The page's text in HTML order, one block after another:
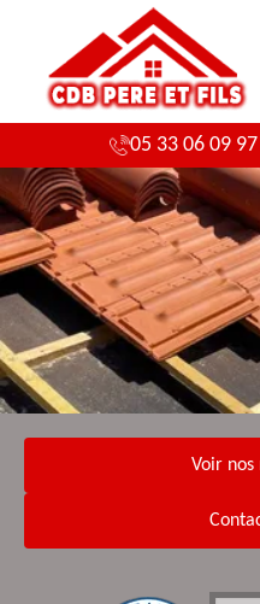
05 33 06 09 97
Voir nos